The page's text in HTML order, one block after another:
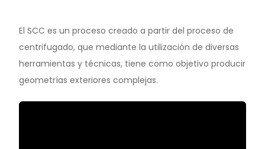
Noticias y medios
Contacto
El SCC es un proceso creado a partir del proceso de
centrifugado, que mediante la utilización de diversas
herramientas y técnicas, tiene como objetivo producir
geometrías exteriores complejas.